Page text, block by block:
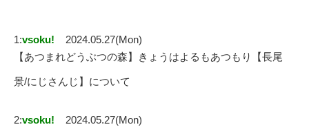
1:vsoku!
2024.05.27(Mon)
【あつまれどうぶつの森】きょうはよるもあつもり【長尾
景/にじさんじ】について
2:vsoku! 2024.05.27(Mon)